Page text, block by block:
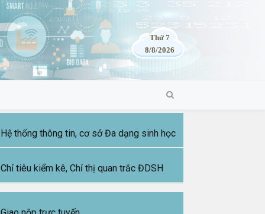
Thứ 7
8/8/2026
Hệ thống thông tin, cơ sở Đa dạng sinh học
Chỉ tiêu kiểm kê, Chỉ thị quan trắc ĐDSH